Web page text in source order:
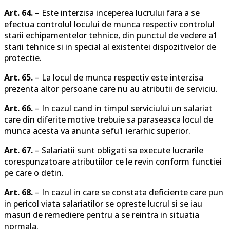
Art. 64. – Este interzisa inceperea lucrului fara a se
efectua controlul locului de munca respectiv controlul
starii echipamentelor tehnice, din punctul de vedere a1
starii tehnice si in special al existentei dispozitivelor de
protectie.
Art. 65. – La locul de munca respectiv este interzisa
prezenta altor persoane care nu au atributii de serviciu.
Art. 66. – In cazul cand in timpul serviciului un salariat
care din diferite motive trebuie sa paraseasca locul de
munca acesta va anunta sefu1 ierarhic superior.
Art. 67. – Salariatii sunt obligati sa execute lucrarile
corespunzatoare atributiilor ce le revin conform functiei
pe care o detin.
Art. 68. – In cazul in care se constata deficiente care pun
in pericol viata salariatilor se opreste lucrul si se iau
masuri de remediere pentru a se reintra in situatia
normala.